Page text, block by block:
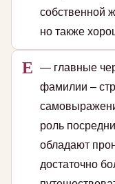
собственной
но также
Е
— главные
фамилии –
роль
обладают
достаточно